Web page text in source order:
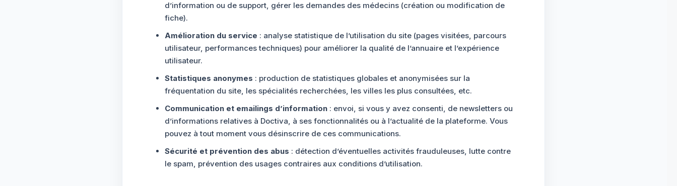
d’information ou de support, gérer les demandes des médecins (création ou modification de
fiche).
Amélioration du service : analyse statistique de l’utilisation du site (pages visitées, parcours
utilisateur, performances techniques) pour améliorer la qualité de l’annuaire et l’expérience
utilisateur.
Statistiques anonymes : production de statistiques globales et anonymisées sur la
fréquentation du site, les spécialités recherchées, les villes les plus consultées, etc.
Communication et emailings d’information : envoi, si vous y avez consenti, de newsletters ou
d’informations relatives à Doctiva, à ses fonctionnalités ou à l’actualité de la plateforme. Vous
pouvez à tout moment vous désinscrire de ces communications.
Sécurité et prévention des abus : détection d’éventuelles activités frauduleuses, lutte contre
le spam, prévention des usages contraires aux conditions d’utilisation.